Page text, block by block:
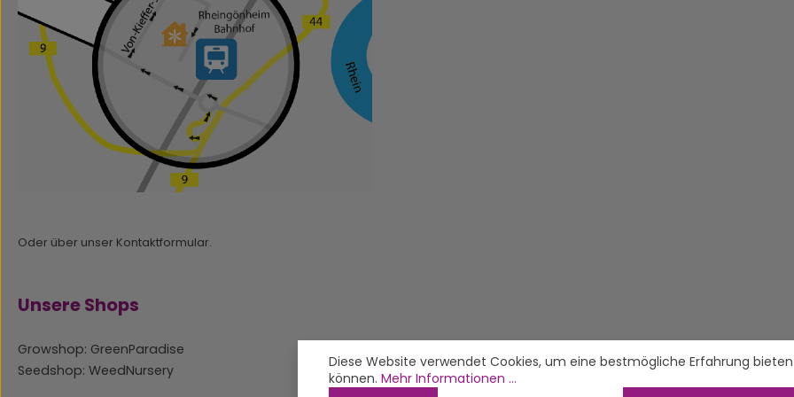
Oder über unser Kontaktformular.
Unsere Shops
Growshop: GreenParadise
Seedshop: WeedNursery
Diese Website verwendet Cookies, um eine bestmögliche Erfahrung
können. Mehr Informationen ...